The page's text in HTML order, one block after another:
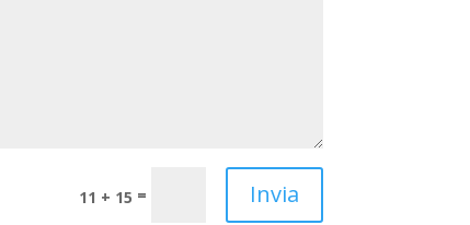
11 + 15 = Invia